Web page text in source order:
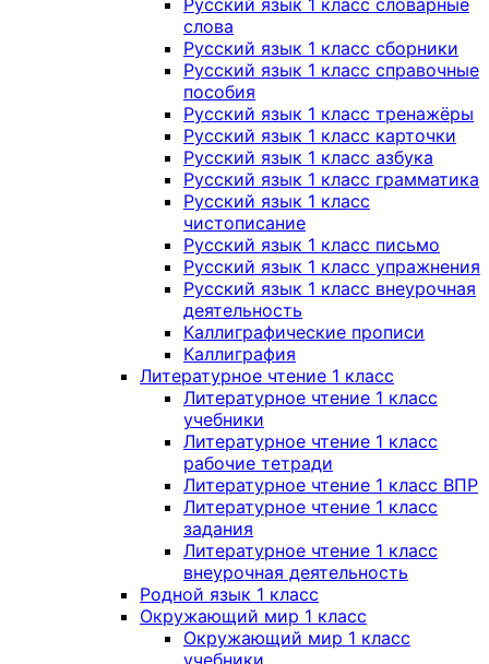
Русский язык 1 класс словарные
слова
Русский язык 1 класс сборники
Русский язык 1 класс справочные
пособия
Русский язык 1 класс тренажёры
Русский язык 1 класс карточки
Русский язык 1 класс азбука
Русский язык 1 класс грамматика
Русский язык 1 класс
чистописание
Русский язык 1 класс письмо
Русский язык 1 класс упражнения
Русский язык 1 класс внеурочная
деятельность
Каллиграфические прописи
Каллиграфия
Литературное чтение 1 класс
Литературное чтение 1 класс
учебники
Литературное чтение 1 класс
рабочие тетради
Литературное чтение 1 класс ВПР
Литературное чтение 1 класс
задания
Литературное чтение 1 класс
внеурочная деятельность
Родной язык 1 класс
Окружающий мир 1 класс
Окружающий мир 1 класс
учебники